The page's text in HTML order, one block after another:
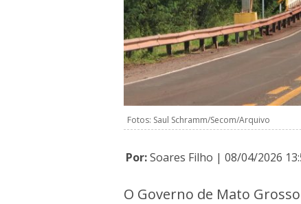
Fotos: Saul Schramm/Secom/Arquivo
Por:Soares Filho | 08/04/2026
O Governo de Mato